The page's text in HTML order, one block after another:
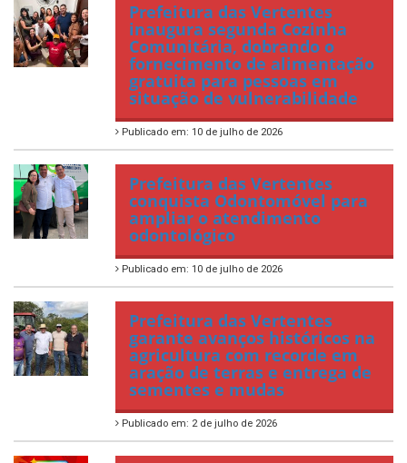
Prefeitura das Vertentes
inaugura segunda Cozinha
Comunitária, dobrando o
fornecimento de alimentação
gratuita para pessoas em
situação de vulnerabilidade
Publicado em: 10 de julho de 2026
Prefeitura das Vertentes
conquista Odontomóvel para
ampliar o atendimento
odontológico
Publicado em: 10 de julho de 2026
Prefeitura das Vertentes
garante avanços históricos na
agricultura com recorde em
aração de terras e entrega de
sementes e mudas
Publicado em: 2 de julho de 2026